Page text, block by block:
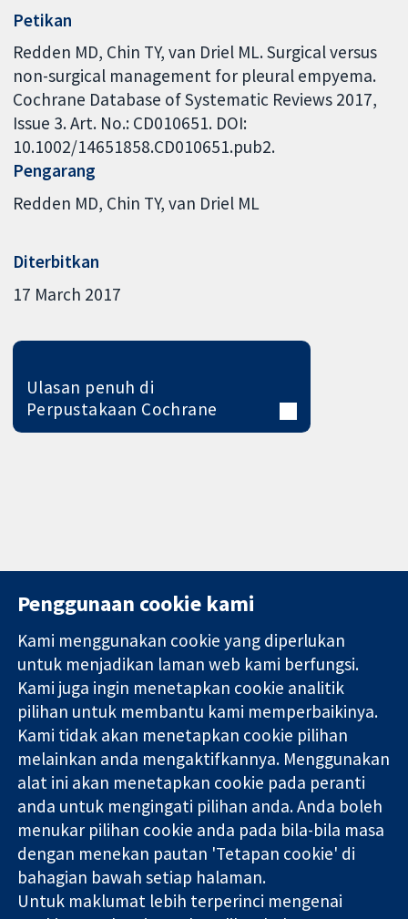
Petikan
Redden MD, Chin TY, van Driel ML. Surgical versus
non-surgical management for pleural empyema.
Cochrane Database of Systematic Reviews 2017,
Issue 3. Art. No.: CD010651. DOI:
10.1002/14651858.CD010651.pub2.
Pengarang
Redden MD Chin TY van Driel ML
Diterbitkan
17 March 2017
Ulasan penuh di
Perpustakaan Cochrane
Bukti yang
dipercayai.
keputusan
termaklum
Kesihatan yang
lebih baik
11-13 Cavendish
Square
London
W1G 0AN
United Kingdom
Hubungi kita
Berita
Pejabat
akhbar
Perihal Kami
Pekerjaan
Cochrane
Library
Kolaborasi Cochrane ialah sebuah badan amal (no. 1045921) dan
sebuah syarikat terhad oleh jaminan (no. 03044323) yang
berdaftar di England & Wales. Nombor pendaftaran VAT GB 718
Penggunaan cookie kami
Kami menggunakan cookie yang diperlukan
untuk menjadikan laman web kami berfungsi.
Kami juga ingin menetapkan cookie analitik
pilihan untuk membantu kami memperbaikinya.
Kami tidak akan menetapkan cookie pilihan
melainkan anda mengaktifkannya. Menggunakan
alat ini akan menetapkan cookie pada peranti
anda untuk mengingati pilihan anda. Anda boleh
menukar pilihan cookie anda pada bila-bila masa
dengan menekan pautan 'Tetapan cookie' di
bahagian bawah setiap halaman.
Untuk maklumat lebih terperinci mengenai